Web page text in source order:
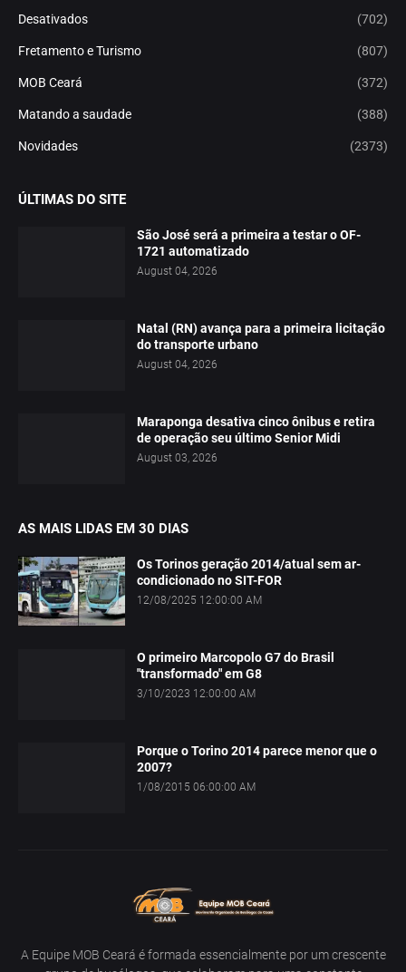
Desativados (702)
Fretamento e Turismo (807)
MOB Ceará (372)
Matando a saudade (388)
Novidades (2373)
ÚLTIMAS DO SITE
São José será a primeira a testar o OF-
1721 automatizado
August 04, 2026
Natal (RN) avança para a primeira licitação
do transporte urbano
August 04, 2026
Maraponga desativa cinco ônibus e retira
de operação seu último Senior Midi
August 03, 2026
AS MAIS LIDAS EM 30 DIAS
Os Torinos geração 2014/atual sem ar-
condicionado no SIT-FOR
12/08/2025 12:00:00 AM
O primeiro Marcopolo G7 do Brasil
"transformado" em G8
3/10/2023 12:00:00 AM
Porque o Torino 2014 parece menor que o
2007?
1/08/2015 06:00:00 AM
A Equipe MOB Ceará é formada essencialmente por um crescente